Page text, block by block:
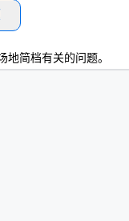
地简档有关的问题。